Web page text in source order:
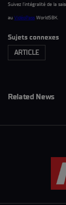
Suivez l’intégralité de la
au VidéoPass WorldSBK.
Sujets connexes
ARTICLE
Related News